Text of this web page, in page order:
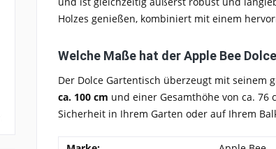
Holzes genießen, kombiniert mit einem
Welche Maße hat der Apple Bee
Der Dolce Gartentisch überzeugt mit seinem
ca. 100 cm und einer Gesamthöhe von ca.
Sicherheit in Ihrem Garten oder auf Ihrem